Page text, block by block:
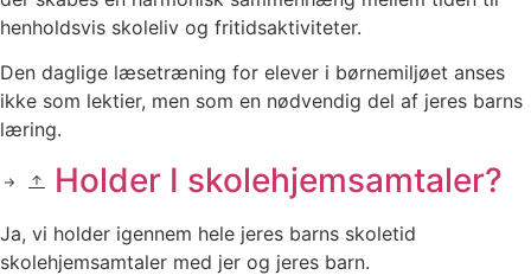
henholdsvis skoleliv og fritidsaktiviteter.
Den daglige læsetræning for elever i børnemiljøet anses
ikke som lektier, men som en nødvendig del af jeres barns
læring.
Holder I skolehjemsamtaler?
Ja, vi holder igennem hele jeres barns skoletid
skolehjemsamtaler med jer og jeres barn.